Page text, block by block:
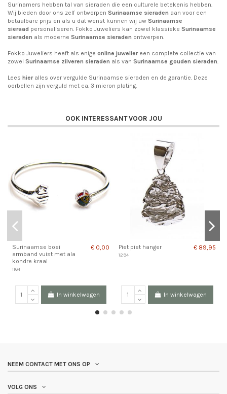
Surinamers hebben tal van sieraden die een culturele betekenis hebben.
Wij bieden door ons zelf ontworpen Surinaamse sieraden aan voor een
betaalbare prijs en als u dat wenst kunnen wij uw Surinaamse
sieraad personaliseren. Fokko Juweliers kan zowel klassieke Surinaamse
sieraden als moderne Surinaamse sieraden ontwerpen.
Fokko Juweliers heeft als enige online juweliereen complete collectie van
zowel Surinaamse zilveren sieraden als van Surinaamse gouden sieraden
Lees hieralles over vergulde Surinaamse sieraden en de garantie. Deze
oorbellen zijn verguld met ca. 3 micron plating.
OOK INTERESSANT VOOR JOU
Surinaamse boei
armband vuist met ala
kondre kraal
1164
€ 0,00
In winkelwagen
Piet piet hanger
1294
€ 89,95
In winkelwagen
NEEM CONTACT MET ONS OP
VOLG ONS